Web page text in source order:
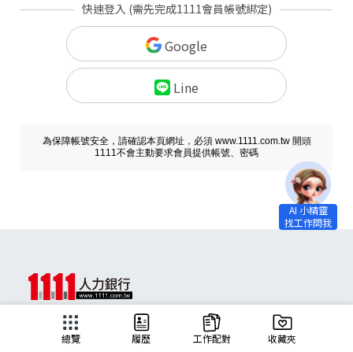
快速登入 (需先完成1111會員帳號綁定)
Google
Line
為保障帳號安全，請確認本頁網址，必須 www.1111.com.tw 開頭
1111不會主動要求會員提供帳號、密碼
總覽 履歷 工作配對 收藏夾